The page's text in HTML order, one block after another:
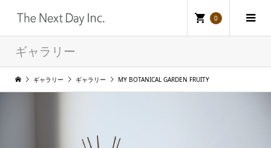
0
ギャラリー
ギャラリー ギャラリー MY BOTANICAL GARDEN FRUITY